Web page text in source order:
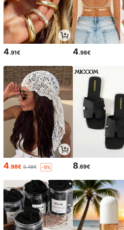
4.91€ 4.98€
4.98€ 5.48€ -9% 8.69€